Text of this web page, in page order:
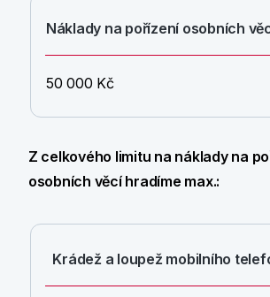
Náklady na pořízení osobních
50 000 Kč
Z celkového limitu na náklady na
osobních věcí hradíme max.:
Krádež a loupež mobilního